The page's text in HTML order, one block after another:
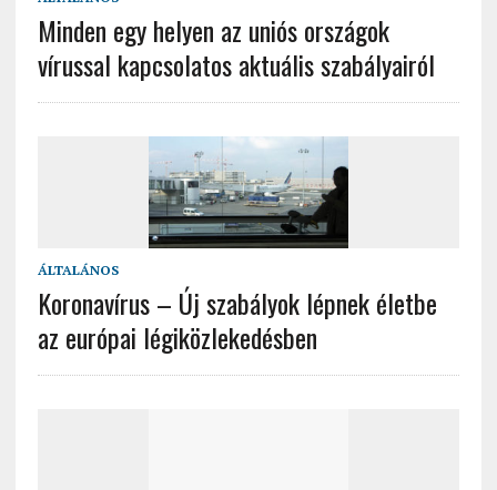
Minden egy helyen az uniós országok
vírussal kapcsolatos aktuális szabályairól
ÁLTALÁNOS
Koronavírus – Új szabályok lépnek életbe
az európai légiközlekedésben